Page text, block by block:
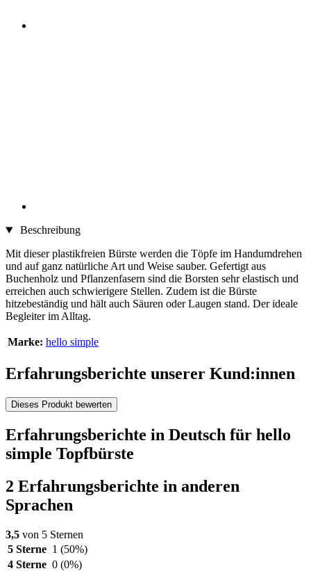
Beschreibung
Mit dieser plastikfreien Bürste werden die Töpfe im Handumdrehen
und auf ganz natürliche Art und Weise sauber. Gefertigt aus
Buchenholz und Pflanzenfasern sind die Borsten sehr elastisch und
erreichen auch schwierigere Stellen. Zudem ist die Bürste
hitzebeständig und hält auch Säuren oder Laugen stand. Der ideale
Begleiter im Alltag.
Marke: hello simple
Erfahrungsberichte unserer Kund:innen
Dieses Produkt bewerten
Erfahrungsberichte in Deutsch für hello
simple Topfbürste
2 Erfahrungsberichte in anderen
Sprachen
3,5 von 5 Sternen
5 Sterne 1 (50%)
4 Sterne 0 (0%)